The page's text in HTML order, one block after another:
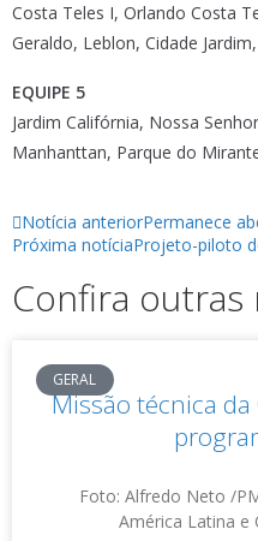
Costa Teles I, Orlando Costa
Geraldo, Leblon, Cidade
EQUIPE 5
Jardim Califórnia, Nossa
Manhanttan, Parque do
Notícia anteriorPermanece
Próxima notíciaProjeto-piloto
Confira outras
GERAL
Missão técnica
Foto: Alfredo Neto /
América Latina e